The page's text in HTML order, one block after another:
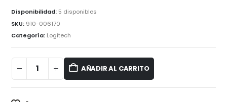
Disponibilidad: 5 disponibles
SKU: 910-006170
Categoría: Logitech
AÑADIR AL CARRITO